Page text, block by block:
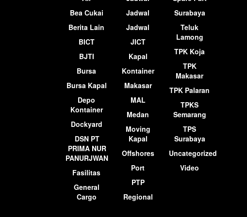
Bea Cukai
Berita Lain
BICT
BJTI
Bursa
Bursa Kapal
Depo
Kontainer
Dockyard
DSN PT
PRIMA NUR
PANURJWAN
Fasilitas
General
Cargo
Jadwal
Jadwal
JICT
Kapal
Kontainer
Makasar
MAL
Medan
Moving
Kapal
Offshores
Port
PTP
Regional
Surabaya
Teluk
Lamong
TPK Koja
TPK
Makasar
TPK Palaran
TPKS
Semarang
TPS
Surabaya
Uncategorized
Video